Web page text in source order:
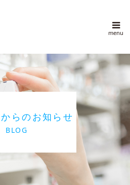
らのお知らせ
BLOG